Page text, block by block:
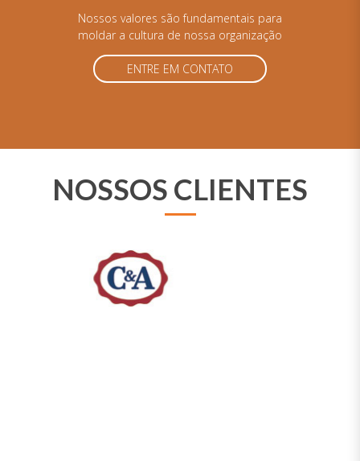
Nossos valores são fundamentais para
moldar a cultura de nossa organização
ENTRE EM CONTATO
NOSSOS CLIENTES